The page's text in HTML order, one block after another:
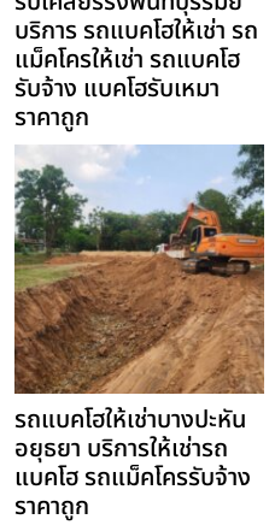
บริการ รถแบคโฮให้เช่า รถ
แม็คโครให้เช่า รถแบคโฮ
รับจ้าง แบคโฮรับเหมา
ราคาถูก
รถแบคโฮให้เช่าบางปะหัน
อยุธยา บริการให้เช่ารถ
แบคโฮ รถแม็คโครรับจ้าง
ราคาถูก